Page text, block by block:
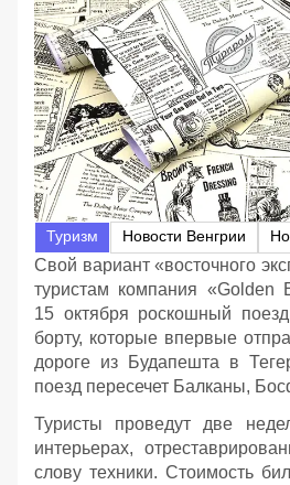
Туризм Новости Венгрии
Свой вариант «восточного
туристам компания «Golden
15 октября роскошный
борту, которые впервые
дороге из Будапешта в
поезд пересечет Балканы,
Туристы проведут две
интерьерах,
слову техники. Стоимость